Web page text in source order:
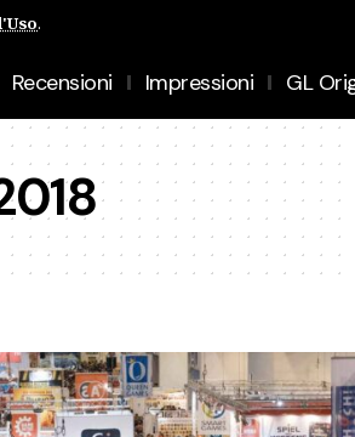
.
Recensioni Impressioni GL